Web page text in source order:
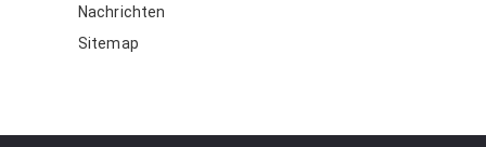
Nachrichten
Sitemap